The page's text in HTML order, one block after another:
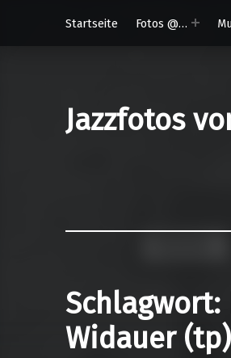
Startseite
Fotos @…
Jazzfotos
Schlagwort:
Widauer (tp)